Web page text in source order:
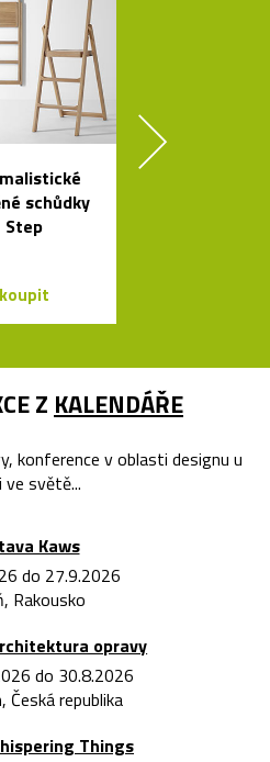
schůdky
Step
koupit
Z KALENDÁŘE
konference v oblasti designu u
ve světě...
Kaws
do 27.9.2026
Rakousko
opravy
do 30.8.2026
Česká republika
Things